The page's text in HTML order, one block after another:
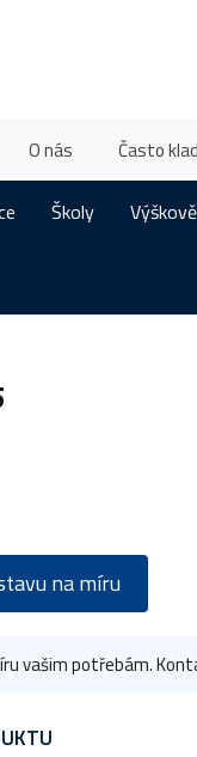
O nás Často
Školy
na míru
vašim potřebám.